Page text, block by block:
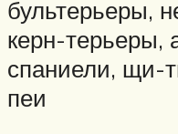
бультерьеры,
керн-терьеры,
спаниели, щи-
пеи